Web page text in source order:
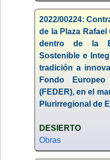
2022/00224:
de la Plaza
dentro de la
Sostenible e
tradición a
Fondo
(FEDER), en el
Plurirregional de
DESIERTO
Obras